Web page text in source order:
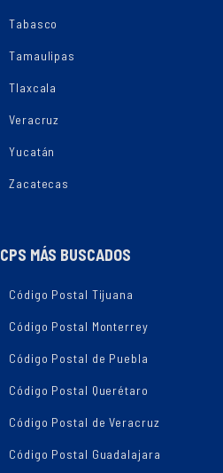
Tabasco
Tamaulipas
Tlaxcala
Veracruz
Yucatán
Zacatecas
CPS MÁS BUSCADOS
Código Postal Tijuana
Código Postal Monterrey
Código Postal de Puebla
Código Postal Querétaro
Código Postal de Veracruz
Código Postal Guadalajara